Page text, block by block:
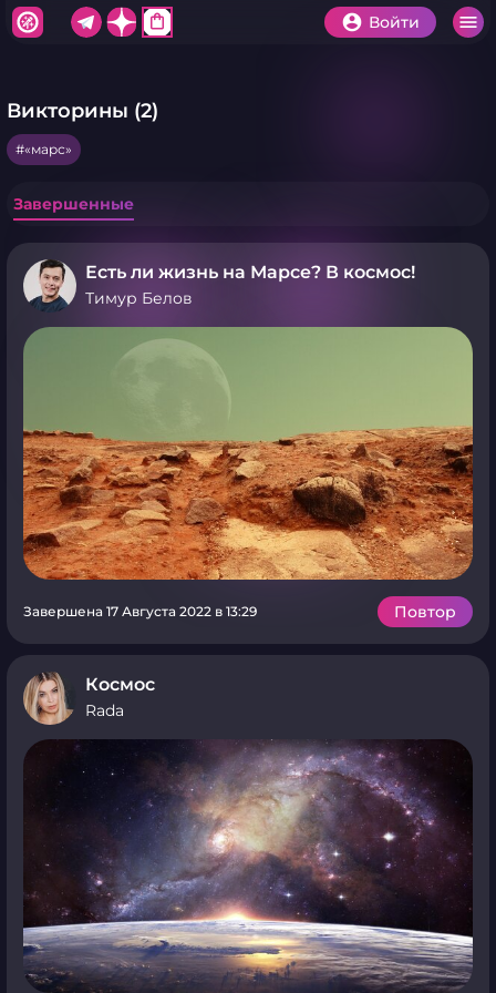
shopping_bag Войти
Викторины (2)
«марс»
Завершенные
Есть ли жизнь на Марсе? В космос!
Тимур Белов
Завершена 17 Августа 2022 в 13:29 Повтор
Космос
Rada